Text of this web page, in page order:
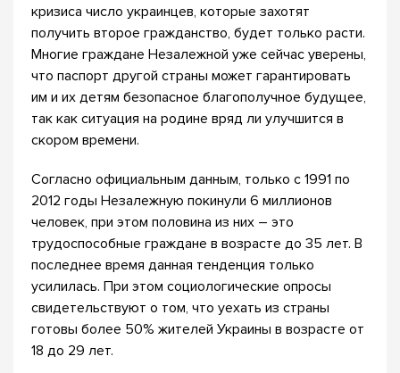
кризиса число украинцев, которые захотят
получить второе гражданство, будет только расти.
Многие граждане Незалежной уже сейчас уверены,
что паспорт другой страны может гарантировать
им и их детям безопасное благополучное будущее,
так как ситуация на родине вряд ли улучшится в
скором времени.
Согласно официальным данным, только с 1991 по
2012 годы Незалежную покинули 6 миллионов
человек, при этом половина из них – это
трудоспособные граждане в возрасте до 35 лет. В
последнее время данная тенденция только
усилилась. При этом социологические опросы
свидетельствуют о том, что уехать из страны
готовы более 50% жителей Украины в возрасте от
18 до 29 лет.